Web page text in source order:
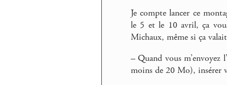
Je compte lancer ce
le 5 et le 10 avril, ça
Michaux, même si ça
– Quand vous
moins de 20 Mo), insérer